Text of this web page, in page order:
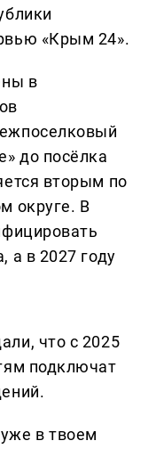
«Крым 24».
в
до посёлка
вторым по
округе. В
а в 2027 году
что с 2025
подключат
в твоем